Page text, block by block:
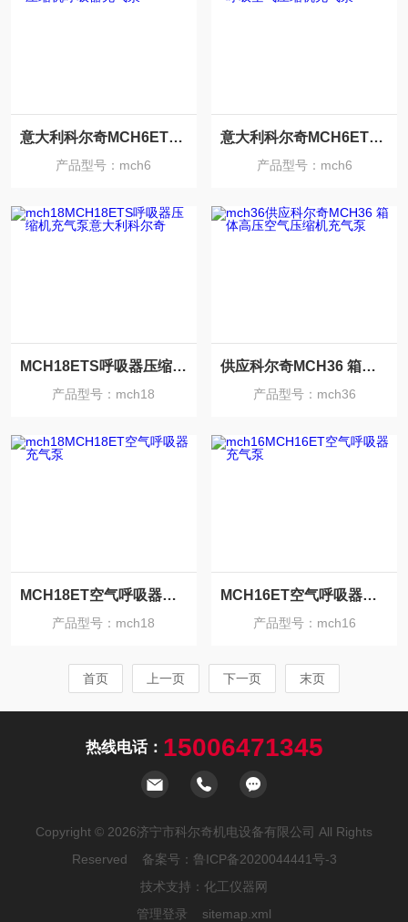
意大利科尔奇MCH6ET压缩机呼吸器充气泵
产品型号：mch6
意大利科尔奇MCH6ET呼吸空气压缩机充气泵
产品型号：mch6
MCH18ETS呼吸器压缩机充气泵意大利科尔奇
产品型号：mch18
供应科尔奇MCH36 箱体高压空气压缩机充气泵
产品型号：mch36
MCH18ET空气呼吸器充气泵
产品型号：mch18
MCH16ET空气呼吸器充气泵
产品型号：mch16
首页 上一页 下一页 末页
热线电话： 15006471345
Copyright © 2026济宁市科尔奇机电设备有限公司 All Rights
Reserved 备案号： 鲁ICP备2020044441号-3
技术支持： 化工仪器网
管理登录
sitemap.xml